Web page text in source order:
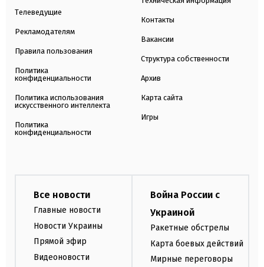
Телеведущие
Рекламодателям
Правила пользования
Политика
конфиденциальности
Политика использования
искусственного интеллекта
Политика
конфиденциальности
Контакты
Вакансии
Структура собственности
Архив
Карта сайта
Игры
Все новости
Главные новости
Новости Украины
Прямой эфир
Видеоновости
Война России с
Украиной
Ракетные обстрелы
Карта боевых действий
Мирные переговоры